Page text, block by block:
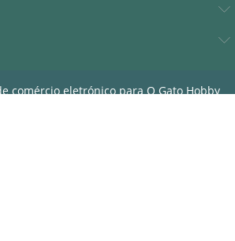
comércio eletrónico para O Gato Hobby